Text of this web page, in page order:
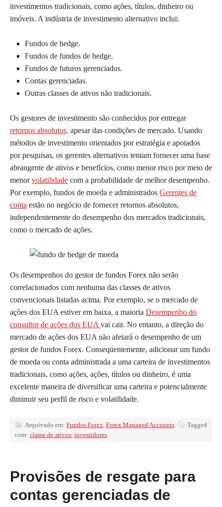
investimentos tradicionais, como ações, títulos, dinheiro ou
imóveis. A indústria de investimento alternativo inclui:
Fundos de hedge.
Fundos de fundos de hedge.
Fundos de futuros gerenciados.
Contas gerenciadas.
Outras classes de ativos não tradicionais.
Os gestores de investimento são conhecidos por entregar
retornos absolutos, apesar das condições de mercado. Usando
métodos de investimento orientados por estratégia e apoiados
por pesquisas, os gerentes alternativos tentam fornecer uma base
abrangente de ativos e benefícios, como menor risco por meio de
menorvolatilidade com a probabilidade de melhor desempenho.
Por exemplo, fundos de moeda e administrados Gerentes de
conta estão no negócio de fornecer retornos absolutos,
independentemente do desempenho dos mercados tradicionais,
como o mercado de ações.
Os desempenhos do gestor de fundos Forex não serão
correlacionados com nenhuma das classes de ativos
convencionais listadas acima. Por exemplo, se o mercado de
ações dos EUA estiver em baixa, a maioria Desempenho do
consultor de ações dos EUA vai cair. No entanto, a direção do
mercado de ações dos EUA não afetará o desempenho de um
gestor de fundos Forex. Conseqüentemente, adicionar um fundo
de moeda ou conta administrada a uma carteira de investimentos
tradicionais, como ações, ações, títulos ou dinheiro, é uma
excelente maneira de diversificar uma carteira e potencialmente
diminuir seu perfil de risco e volatilidade.
Arquivado em: Fundos Forex, Forex Managed Accounts
Tagged
com: classe de ativos, investidores
Provisões de resgate para
contas gerenciadas de